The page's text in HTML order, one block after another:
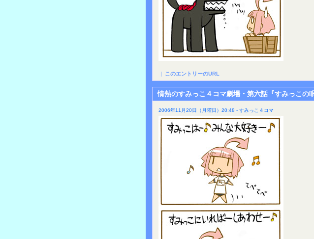
| このエントリーのURL
情熱のすみっこ４コマ劇場・第六話『すみっこの
2006年11月20日（月曜日）20:48 - すみっこ４コマ